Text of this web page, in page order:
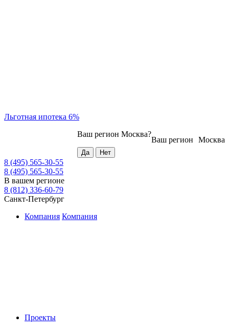
Льготная ипотека 6%
Москва
Ваш регион
Ваш регион Москва?
8 (495) 565-30-55
8 (495) 565-30-55
В вашем регионе
8 (812) 336-60-79
Санкт-Петербург
Компания Компания
Проекты